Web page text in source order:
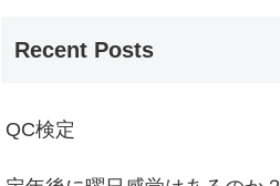
Recent Posts
QC検定